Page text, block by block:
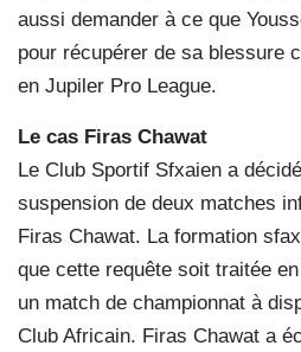
aussi demander à ce que
pour récupérer de sa blessure
en Jupiler Pro League.
Le cas Firas Chawat
Le Club Sportif Sfxaien a
suspension de deux matches
Firas Chawat. La formation
que cette requête soit traitée
un match de championnat à
Club Africain. Firas Chawat a